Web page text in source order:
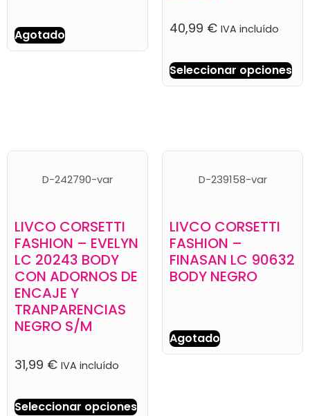
Agotado 40,99 € IVA incluído
Seleccionar opciones
D-242790-var
LIVCO CORSETTI
FASHION – EVELYN
LC 20243 BODY
CON ADORNOS DE
ENCAJE Y
TRANPARENCIAS
NEGRO S/M
31,99 € IVA incluído
Seleccionar opciones
D-239158-var
LIVCO CORSETTI
FASHION –
FINASAN LC 90632
BODY NEGRO
Agotado